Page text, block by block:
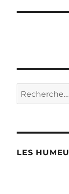
Recherche
pour :
LES